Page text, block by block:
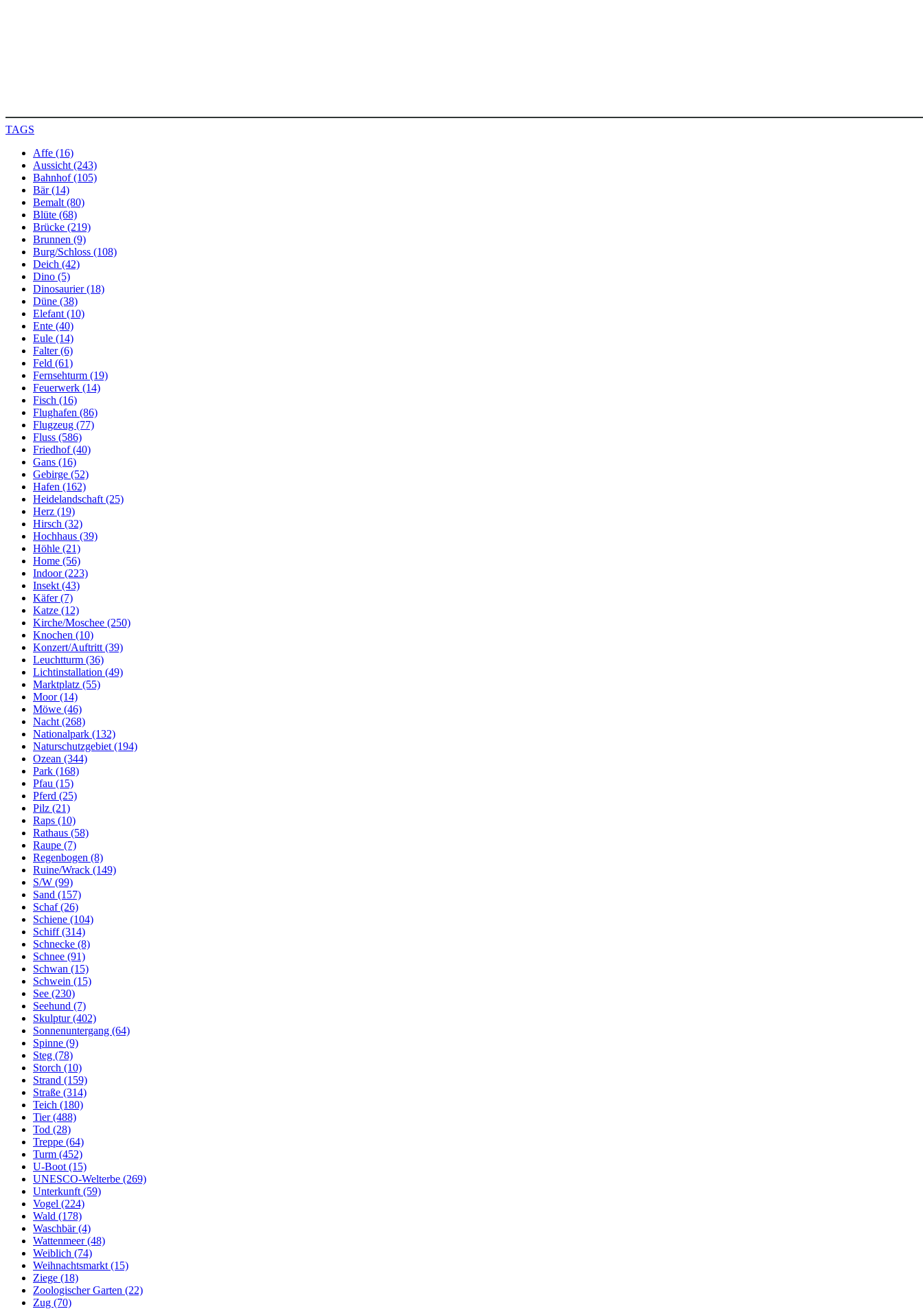
TAGS
Affe (16)
Aussicht (243)
Bahnhof (105)
Bär (14)
Bemalt (80)
Blüte (68)
Brücke (219)
Brunnen (9)
Burg/Schloss (108)
Deich (42)
Dino (5)
Dinosaurier (18)
Düne (38)
Elefant (10)
Ente (40)
Eule (14)
Falter (6)
Feld (61)
Fernsehturm (19)
Feuerwerk (14)
Fisch (16)
Flughafen (86)
Flugzeug (77)
Fluss (586)
Friedhof (40)
Gans (16)
Gebirge (52)
Hafen (162)
Heidelandschaft (25)
Herz (19)
Hirsch (32)
Hochhaus (39)
Höhle (21)
Home (56)
Indoor (223)
Insekt (43)
Käfer (7)
Katze (12)
Kirche/Moschee (250)
Knochen (10)
Konzert/Auftritt (39)
Leuchtturm (36)
Lichtinstallation (49)
Marktplatz (55)
Moor (14)
Möwe (46)
Nacht (268)
Nationalpark (132)
Naturschutzgebiet (194)
Ozean (344)
Park (168)
Pfau (15)
Pferd (25)
Pilz (21)
Raps (10)
Rathaus (58)
Raupe (7)
Regenbogen (8)
Ruine/Wrack (149)
S/W (99)
Sand (157)
Schaf (26)
Schiene (104)
Schiff (314)
Schnecke (8)
Schnee (91)
Schwan (15)
Schwein (15)
See (230)
Seehund (7)
Skulptur (402)
Sonnenuntergang (64)
Spinne (9)
Steg (78)
Storch (10)
Strand (159)
Straße (314)
Teich (180)
Tier (488)
Tod (28)
Treppe (64)
Turm (452)
U-Boot (15)
UNESCO-Welterbe (269)
Unterkunft (59)
Vogel (224)
Wald (178)
Waschbär (4)
Wattenmeer (48)
Weiblich (74)
Weihnachtsmarkt (15)
Ziege (18)
Zoologischer Garten (22)
Zug (70)